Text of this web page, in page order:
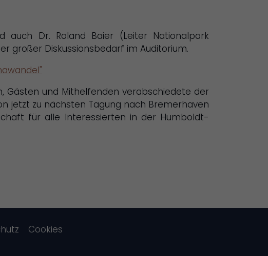
auch Dr. Roland Baier (Leiter Nationalpark
großer Diskussionsbedarf im Auditorium.
Gästen und Mithelfenden verabschiedete der
jetzt zu nächsten Tagung nach Bremerhaven
für alle Interessierten in der Humboldt-
Cookies